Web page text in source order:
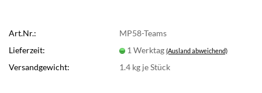
Art.Nr.:
MP58-Teams
Lieferzeit:
1 Werktag(Ausland abweichend)
Versandgewicht: 1.4 kg je Stück